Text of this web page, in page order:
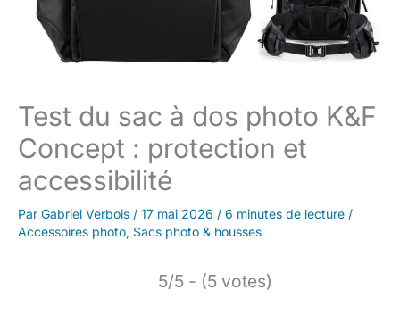
Test du sac à dos photo K&F
Concept : protection et
accessibilité
Par Gabriel Verbois / 17 mai 2026 / 6 minutes de lecture /
Accessoires photo, Sacs photo & housses
5/5 - (5 votes)